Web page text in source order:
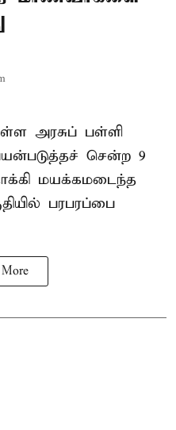
அரசுப் பள்ளி
சென்ற 9
மயக்கமடைந்த
பரபரப்பை